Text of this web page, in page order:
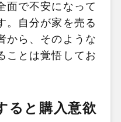
面で不安になって
。自分が家を売る
から、そのような
ことは覚悟してお
ると購入意欲